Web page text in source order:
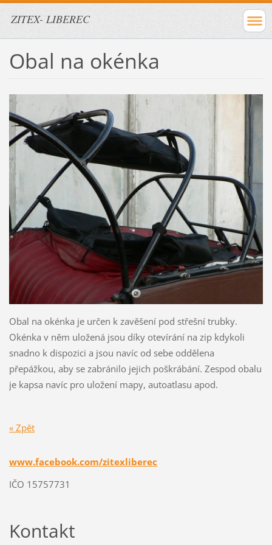
ZITEX- LIBEREC
Obal na okénka
Obal na okénka je určen k zavěšení pod střešní trubky.
Okénka v něm uložená jsou díky otevírání na zip kdykoli
snadno k dispozici a jsou navíc od sebe oddělena
přepážkou, aby se zabránilo jejich poškrábání. Zespod obalu
je kapsa navíc pro uložení mapy, autoatlasu apod.
« Zpět
www.facebook.com/zitexliberec
IČO 15757731
Kontakt